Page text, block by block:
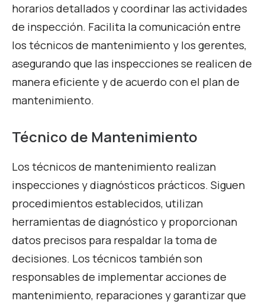
horarios detallados y coordinar las actividades
de inspección. Facilita la comunicación entre
los técnicos de mantenimiento y los gerentes,
asegurando que las inspecciones se realicen de
manera eficiente y de acuerdo con el plan de
mantenimiento.
Técnico de Mantenimiento
Los técnicos de mantenimiento realizan
inspecciones y diagnósticos prácticos. Siguen
procedimientos establecidos, utilizan
herramientas de diagnóstico y proporcionan
datos precisos para respaldar la toma de
decisiones. Los técnicos también son
responsables de implementar acciones de
mantenimiento, reparaciones y garantizar que